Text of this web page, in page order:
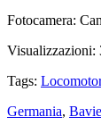
Fotocamera:
Visualizzazioni:
Tags:
Germania,